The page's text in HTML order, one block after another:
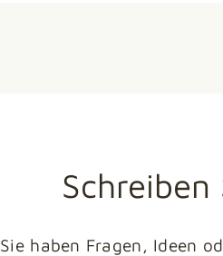
Schreiben
Sie haben Fragen, Ideen